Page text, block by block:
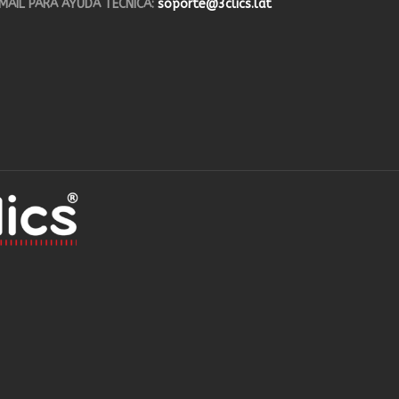
PARA AYUDA TÉCNICA: soporte@3clics.lat